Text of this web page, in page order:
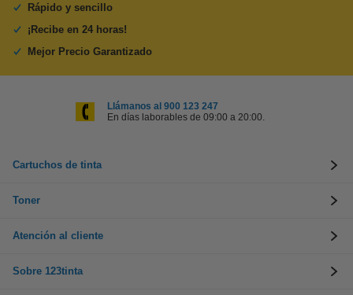
Rápido y sencillo
¡Recibe en 24 horas!
Mejor Precio Garantizado
Llámanos al 900 123 247
En días laborables de 09:00 a 20:00.
Cartuchos de tinta
Toner
Atención al cliente
Sobre 123tinta